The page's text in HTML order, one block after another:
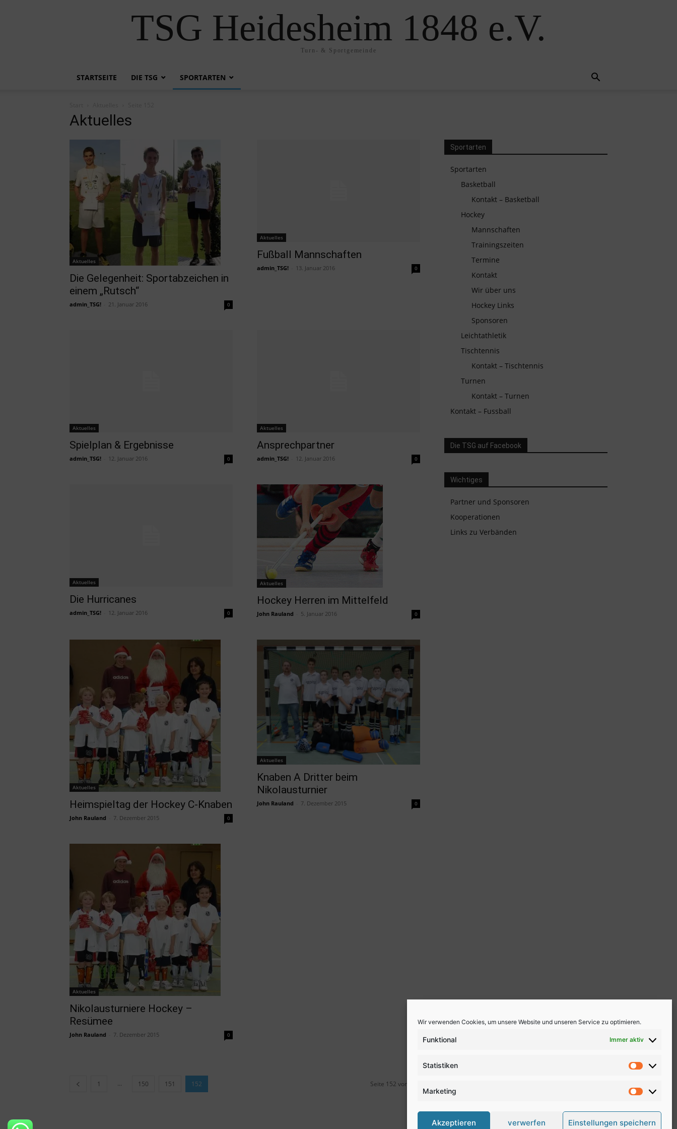
Wir verwenden Cookies, um unsere Website und unseren Service zu optimieren.
Funktional Immer aktiv
Statistiken
Marketing
Marketing
Akzeptieren verwerfen Einstellungen speichern
TSG Heidesheim 1848 e.V.
Turn- & Sportgemeinde
STARTSEITE DIE TSG SPORTARTEN
Aktuelles
Aktuelles
Die Gelegenheit: Sportabzeichen in
einem „Rutsch“
admin_TSG! 21. Januar 2016 0
Aktuelles
Fußball Mannschaften
admin_TSG! 13. Januar 2016 0
Aktuelles
Spielplan & Ergebnisse
admin_TSG! 12. Januar 2016 0
Aktuelles
Ansprechpartner
admin_TSG! 12. Januar 2016 0
Aktuelles
Die Hurricanes
admin_TSG! 12. Januar 2016 0
Aktuelles
Hockey Herren im Mittelfeld
John Rauland 5. Januar 2016 0
Aktuelles
Heimspieltag der Hockey C-Knaben
John Rauland 7. Dezember 2015 0
Aktuelles
Knaben A Dritter beim
Nikolausturnier
John Rauland 7. Dezember 2015 0
Aktuelles
Nikolausturniere Hockey –
Resümee
John Rauland 7. Dezember 2015 0
1 ... 150 151 152 Seite 152 von 152
Sportarten
Sportarten
Basketball
Kontakt – Basketball
Hockey
Mannschaften
Trainingszeiten
Termine
Kontakt
Wir über uns
Hockey Links
Sponsoren
Leichtathletik
Tischtennis
Kontakt – Tischtennis
Turnen
Kontakt – Turnen
Kontakt – Fussball
Die TSG auf Facebook
Wichtiges
Partner und Sponsoren
Kooperationen
Links zu Verbänden